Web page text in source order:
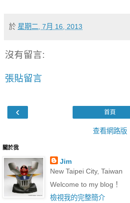
於 星期二, 7月 16, 2013
沒有留言:
張貼留言
‹ 首頁
查看網路版
關於我
Jim
New Taipei City, Taiwan
Welcome to my blog！
檢視我的完整簡介